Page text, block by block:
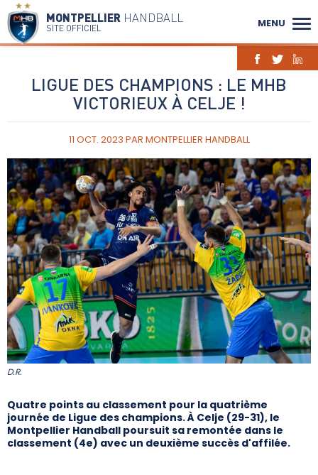
MONTPELLIERHANDBALL
SITE OFFICIEL MENU
LIGUE DES CHAMPIONS : LE MHB
VICTORIEUX À CELJE !
11 OCT. 2023 PAR MONTPELLIER HANDBALL
D.R.
Quatre points au classement pour la quatrième
journée de Ligue des champions. À Celje (29-31), le
Montpellier Handball poursuit sa remontée dans le
classement (4e) avec un deuxième succès d'affilée.